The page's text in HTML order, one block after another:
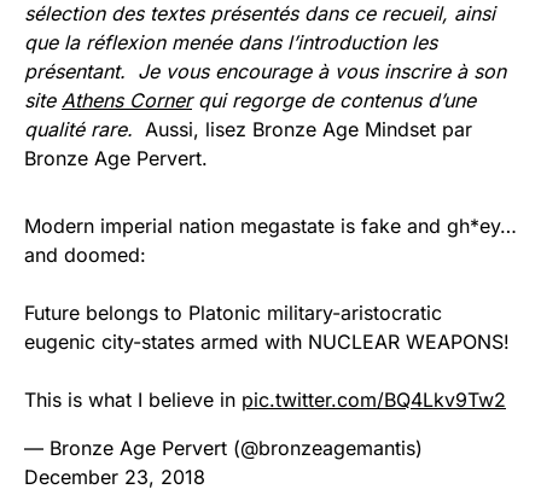
sélection des textes présentés dans ce recueil, ainsi
que la réflexion menée dans l’introduction les
présentant. Je vous encourage à vous inscrire à son
site Athens Cornerqui regorge de contenus d’une
qualité rare. Aussi, lisez Bronze Age Mindset par
Bronze Age Pervert.
Modern imperial nation megastate is fake and gh*ey…
and doomed:
Future belongs to Platonic military-aristocratic
eugenic city-states armed with NUCLEAR WEAPONS!
This is what I believe in pic.twitter.com/BQ4Lkv9Tw2
— Bronze Age Pervert (@bronzeagemantis)
December 23, 2018